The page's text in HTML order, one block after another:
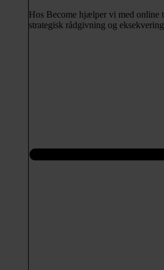
Hos Become hjælper vi med online
strategisk rådgivning og